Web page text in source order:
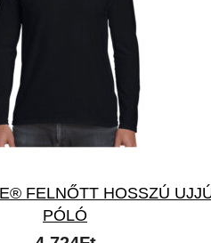
FELNŐTT HOSSZÚ
PÓLÓ